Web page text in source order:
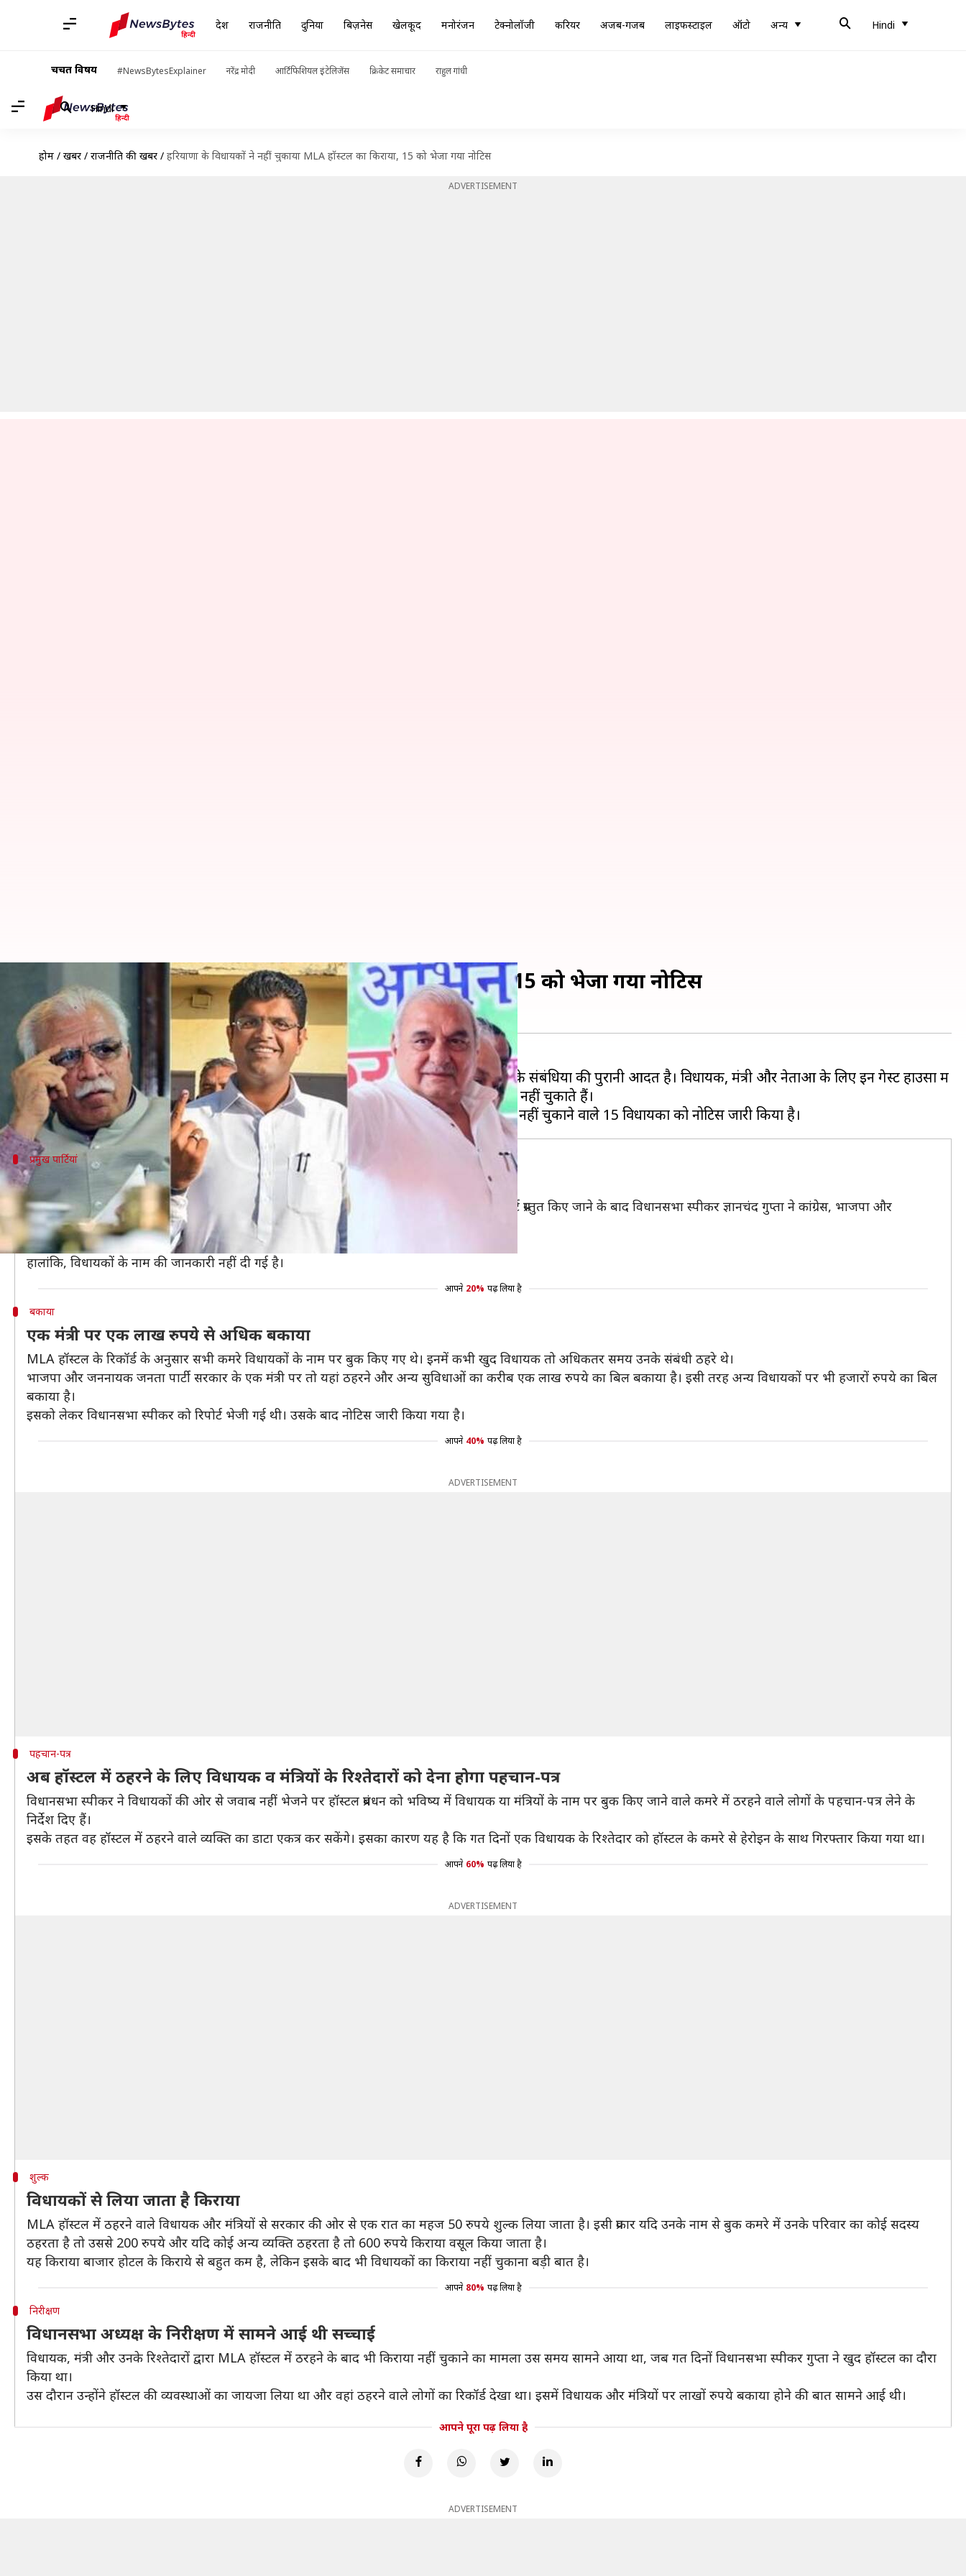
देश राजनीति दुनिया बिज़नेस खेलकूद मनोरंजन टेक्नोलॉजी करियर अजब-गजब लाइफस्टाइल ऑटो अन्य Hindi
चर्चित विषय #NewsBytesExplainer नरेंद्र मोदी आर्टिफिशियल इंटेलिजेंस क्रिकेट समाचार राहुल गांधी
Hindi
होम / खबरें / राजनीति की खबरें / हरियाणा के विधायकों ने नहीं चुकाया MLA हॉस्टल का किराया, 15 को भेजा गया नोटिस
ADVERTISEMENT
हरियाणा के विधायकों ने नहीं चुकाया MLA हॉस्टल का किराया, 15 को भेजा गया नोटिस
लेखन भारत शर्मा Feb 03, 2020 02:33 pm
क्या है खबर?
सरकारी गेस्ट हाउसों की सुविधाओं का लाभ उठाकर बिना किराया चुकाए चले जाना नेताओं और उनके संबंधियों की पुरानी आदत है। विधायक, मंत्री और नेताओं के लिए इन गेस्ट हाउसों में
बहुत कम चार्ज निर्धारित किया जाता है, लेकिन इसके बाद भी वह उपयोग की गई सुविधाओं का खर्च नहीं चुकाते हैं।
प्रमुख पार्टियां
बकायादारों में शामिल है प्रमुख पार्टियों के विधायक
MLA हॉस्टल प्रबंधन की ओर से विधायकों द्वारा कमरे और अन्य सुविधाओं का किराया नहीं चुकाने की रिपोर्ट प्रस्तुत किए जाने के बाद विधानसभा स्पीकर ज्ञानचंद गुप्ता ने कांग्रेस, भाजपा और
जननायक जनता पार्टी के कुल 15 विधायकों को नोटिस भेजकर इस संबंध में जवाब मांगा है।
खास बात यह है कि नोटिस भेजे जाने के बाद भी इन विधायकों ने अभी तक इनका जवाब नहीं दिया है।
हालांकि, विधायकों के नाम की जानकारी नहीं दी गई है।
आपने 20% पढ़ लिया है
बकाया
एक मंत्री पर एक लाख रुपये से अधिक बकाया
MLA हॉस्टल के रिकॉर्ड के अनुसार सभी कमरे विधायकों के नाम पर बुक किए गए थे। इनमें कभी खुद विधायक तो अधिकतर समय उनके संबंधी ठहरे थे।
भाजपा और जननायक जनता पार्टी सरकार के एक मंत्री पर तो यहां ठहरने और अन्य सुविधाओं का करीब एक लाख रुपये का बिल बकाया है। इसी तरह अन्य विधायकों पर भी हजारों रुपये का बिल
बकाया है।
इसको लेकर विधानसभा स्पीकर को रिपोर्ट भेजी गई थी। उसके बाद नोटिस जारी किया गया है।
आपने 40% पढ़ लिया है
ADVERTISEMENT
पहचान-पत्र
अब हॉस्टल में ठहरने के लिए विधायक व मंत्रियों के रिश्तेदारों को देना होगा पहचान-पत्र
विधानसभा स्पीकर ने विधायकों की ओर से जवाब नहीं भेजने पर हॉस्टल प्रबंधन को भविष्य में विधायक या मंत्रियों के नाम पर बुक किए जाने वाले कमरे में ठरहने वाले लोगों के पहचान-पत्र लेने के
निर्देश दिए हैं।
इसके तहत वह हॉस्टल में ठहरने वाले व्यक्ति का डाटा एकत्र कर सकेंगे। इसका कारण यह है कि गत दिनों एक विधायक के रिश्तेदार को हॉस्टल के कमरे से हेरोइन के साथ गिरफ्तार किया गया था।
आपने 60% पढ़ लिया है
ADVERTISEMENT
शुल्क
विधायकों से लिया जाता है किराया
MLA हॉस्टल में ठहरने वाले विधायक और मंत्रियों से सरकार की ओर से एक रात का महज 50 रुपये शुल्क लिया जाता है। इसी प्रकार यदि उनके नाम से बुक कमरे में उनके परिवार का कोई सदस्य
ठहरता है तो उससे 200 रुपये और यदि कोई अन्य व्यक्ति ठहरता है तो 600 रुपये किराया वसूल किया जाता है।
यह किराया बाजार होटल के किराये से बहुत कम है, लेकिन इसके बाद भी विधायकों का किराया नहीं चुकाना बड़ी बात है।
आपने 80% पढ़ लिया है
निरीक्षण
विधानसभा अध्यक्ष के निरीक्षण में सामने आई थी सच्चाई
विधायक, मंत्री और उनके रिश्तेदारों द्वारा MLA हॉस्टल में ठरहने के बाद भी किराया नहीं चुकाने का मामला उस समय सामने आया था, जब गत दिनों विधानसभा स्पीकर गुप्ता ने खुद हॉस्टल का दौरा
किया था।
उस दौरान उन्होंने हॉस्टल की व्यवस्थाओं का जायजा लिया था और वहां ठहरने वाले लोगों का रिकॉर्ड देखा था। इसमें विधायक और मंत्रियों पर लाखों रुपये बकाया होने की बात सामने आई थी।
आपने पूरा पढ़ लिया है
ADVERTISEMENT